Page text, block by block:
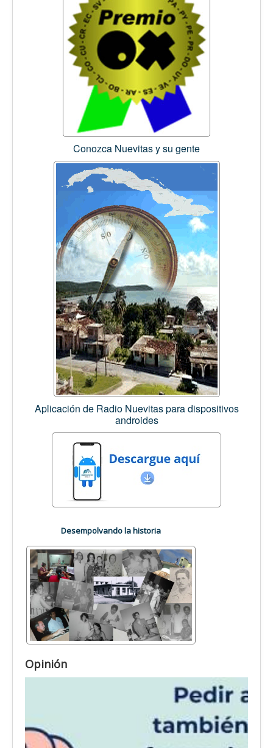
Conozca Nuevitas y su gente
Aplicación de Radio Nuevitas para dispositivos
androides
Desempolvando la historia
Opinión